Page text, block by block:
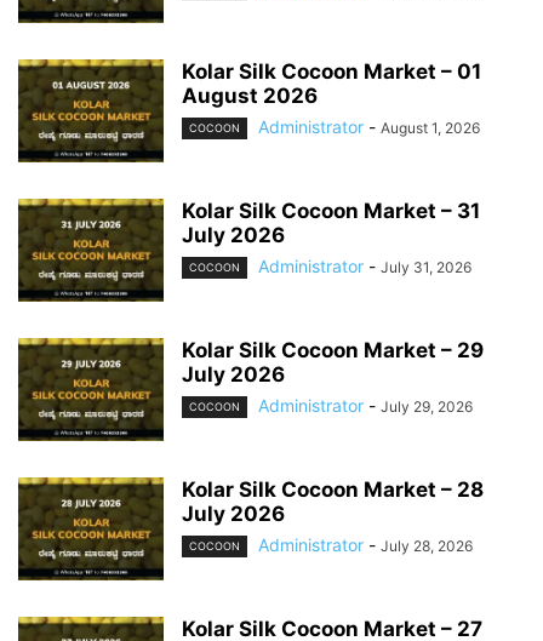
Kolar Silk Cocoon Market – 01
August 2026
COCOON Administrator - August 1, 2026
Kolar Silk Cocoon Market – 31
July 2026
COCOON Administrator - July 31, 2026
Kolar Silk Cocoon Market – 29
July 2026
COCOON Administrator - July 29, 2026
Kolar Silk Cocoon Market – 28
July 2026
COCOON Administrator - July 28, 2026
Kolar Silk Cocoon Market – 27